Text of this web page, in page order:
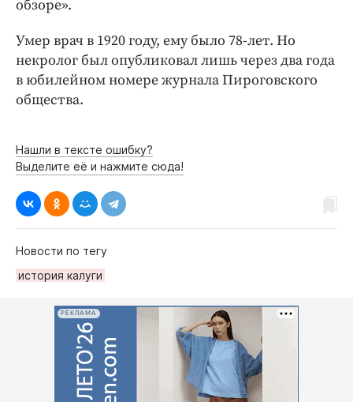
обзоре».
Умер врач в 1920 году, ему было 78-лет. Но
некролог был опубликовал лишь через два года
в юбилейном номере журнала Пироговского
общества.
Нашли в тексте ошибку?
Выделите её и нажмите сюда!
Новости по тегу
история калуги
РЕКЛАМА